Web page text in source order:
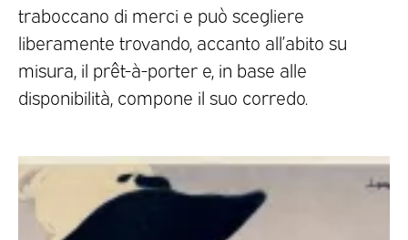
traboccano di merci e può scegliere
liberamente trovando, accanto all’abito su
misura, il prêt-à-porter e, in base alle
disponibilità, compone il suo corredo.